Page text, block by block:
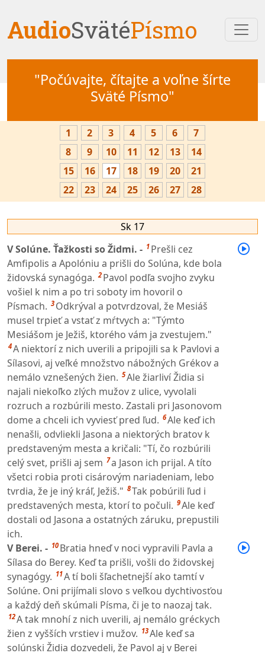
AudioSvätéPísmo
"Počúvajte, čítajte a voľne šírte
Sväté Písmo"
1 2 3 4 5 6
7
8
9 10 11 12 13
14
15
16 17 18 19 20
21
22
23 24 25 26 27 28
Sk 17
V Solúne. Ťažkosti so Židmi. - 1 Prešli cez
Amfipolis a Apolóniu a prišli do Solúna, kde bola
židovská synagóga. 2 Pavol podľa svojho zvyku
vošiel k nim a po tri soboty im hovoril o
Písmach. 3 Odkrýval a potvrdzoval, že Mesiáš
musel trpieť a vstať z mŕtvych a: "Týmto
Mesiášom je Ježiš, ktorého vám ja zvestujem."
4A niektorí z nich uverili a pripojili sa k Pavlovi a
Sílasovi, aj veľké množstvo nábožných Grékov a
nemálo vznešených žien. 5Ale žiarliví Židia si
najali niekoľko zlých mužov z ulice, vyvolali
rozruch a rozbúrili mesto. Zastali pri Jasonovom
dome a chceli ich vyviesť pred ľud. 6Ale keď ich
nenašli, odvliekli Jasona a niektorých bratov k
predstaveným mesta a kričali: "Tí, čo rozbúrili
celý svet, prišli aj sem 7a Jason ich prijal. A títo
všetci robia proti cisárovým nariadeniam, lebo
tvrdia, že je iný kráľ, Ježiš." 8Tak pobúrili ľud i
predstavených mesta, ktorí to počuli. 9Ale keď
dostali od Jasona a ostatných záruku, prepustili
ich.
V Berei. - 10 Bratia hneď v noci vypravili Pavla a
Sílasa do Berey. Keď ta prišli, vošli do židovskej
synagógy. 11A tí boli šľachetnejší ako tamtí v
Solúne. Oni prijímali slovo s veľkou dychtivosťou
a každý deň skúmali Písma, či je to naozaj tak.
12A tak mnohí z nich uverili, aj nemálo gréckych
žien z vyšších vrstiev i mužov. 13Ale keď sa
solúnski Židia dozvedeli, že Pavol aj v Berei